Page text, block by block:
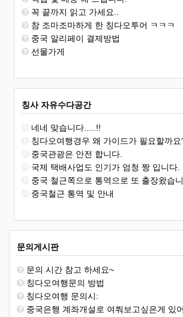
꼭 끝까지 읽고 가세요..
참 조마조마하게 한 칭다오투어 ㅋㅋㅋ
중국 알리페이 결제방법
선물가게
칭사 자유수다공간
네네 맞습니다.....!!
칭다오여행경우 왜 가이드가 필요할까
중국관광은 안전 합니다.
국제 택배사업도 인기가 엄청 짱 입니다.
중국 철근쪽으로 통역으로 또 출장왔습
중국철근 통역 및 안내
문의게시판
문의 시간 참고 하세요~
칭다오여행문의 방법
칭다오여행 문의시:
중국은행 계좌개설로 여쭤보고싶은게 있